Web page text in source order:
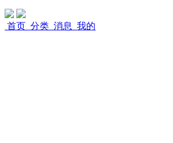
首页 分类 消息 我的